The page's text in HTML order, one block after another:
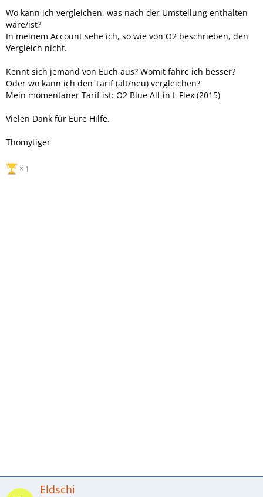
Wo kann ich vergleichen, was nach der Umstellung enthalten
wäre/ist?
In meinem Account sehe ich, so wie von O2 beschrieben, den
Vergleich nicht.
Kennt sich jemand von Euch aus? Womit fahre ich besser?
Oder wo kann ich den Tarif (alt/neu) vergleichen?
Mein momentaner Tarif ist: O2 Blue All-in L Flex (2015)
Vielen Dank für Eure Hilfe.
Thomytiger
1
Eldschi